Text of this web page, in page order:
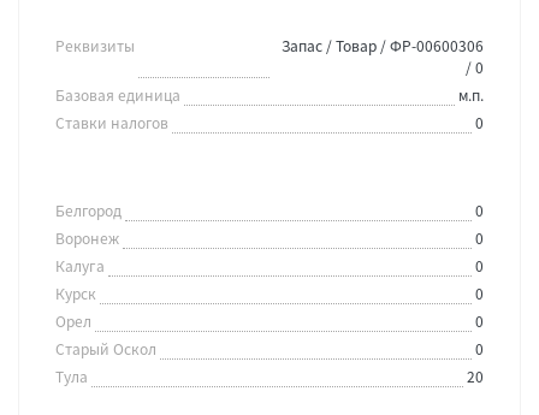
Реквизиты
Запас / Товар / ФР-00600306
/ 0
Базовая единица
м.п.
Ставки налогов
0
Белгород
0
Воронеж
0
Калуга
0
Курск
0
Орел
0
Старый Оскол
0
Тула
20